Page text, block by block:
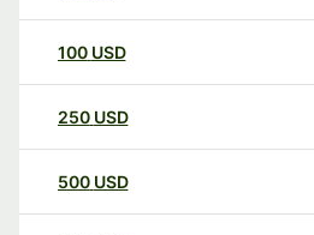
100 USD
250 USD
500 USD